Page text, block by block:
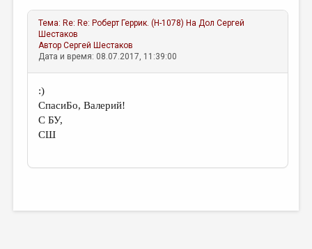
Тема: Re: Re: Роберт Геррик. (H-1078) На Дол Сергей
Шестаков
АвторСергей Шестаков
Дата и время: 08.07.2017, 11:39:00
:)
СпасиБо, Валерий!
С БУ,
СШ